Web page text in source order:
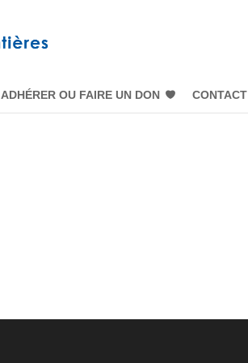
ADHÉRER OU FAIRE UN DON CONTACT